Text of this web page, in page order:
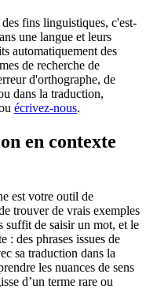
fins linguistiques, c'est-
une langue et leurs
automatiquement des
de recherche de
d'orthographe, de
dans la traduction,
écrivez-nous.
en contexte
est votre outil de
trouver de vrais exemples
suffit de saisir un mot, et le
: des phrases issues de
sa traduction dans la
les nuances de sens
d’un terme rare ou